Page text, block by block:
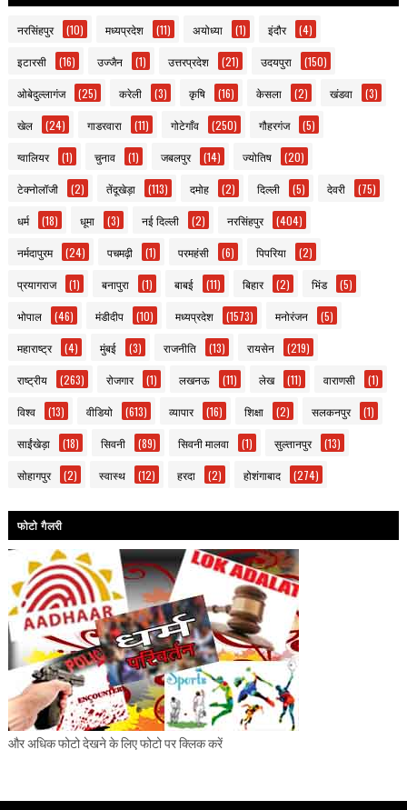
नरसिंहपुर (10) मध्यप्रदेश (11) अयोध्या (1) इंदौर (4)
इटारसी (16) उज्जैन (1) उत्तरप्रदेश (21) उदयपुरा (150)
ओबेदुल्लागंज (25) करेली (3) कृषि (16) केसला (2) खंडवा (3)
खेल (24) गाडरवारा (11) गोटेगाँव (250) गौहरगंज (5)
ग्वालियर (1) चुनाव (1) जबलपुर (14) ज्योतिष (20)
टेक्नोलॉजी (2) तेंदूखेड़ा (113) दमोह (2) दिल्ली (5) देवरी (75)
धर्म (18) धूमा (3) नई दिल्ली (2) नरसिंहपुर (404)
नर्मदापुरम (24) पचमढ़ी (1) परमहंसी (6) पिपरिया (2)
प्रयागराज (1) बनापुरा (1) बाबई (11) बिहार (2) भिंड (5)
भोपाल (46) मंडीदीप (10) मध्यप्रदेश (1573) मनोरंजन (5)
महाराष्ट्र (4) मुंबई (3) राजनीति (13) रायसेन (219)
राष्ट्रीय (263) रोजगार (1) लखनऊ (11) लेख (11) वाराणसी (1)
विश्व (13) वीडियो (613) व्यापार (16) शिक्षा (2) सलकनपुर (1)
साईंखेड़ा (18) सिवनी (89) सिवनी मालवा (1) सुल्तानपुर (13)
सोहागपुर (2) स्वास्थ (12) हरदा (2) होशंगाबाद (274)
फोटो गैलरी
और अधिक फोटो देखने के लिए फोटो पर क्लिक करें